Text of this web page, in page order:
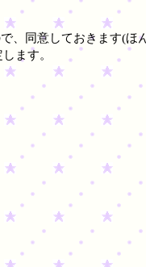
、同意しておきます(
ます。